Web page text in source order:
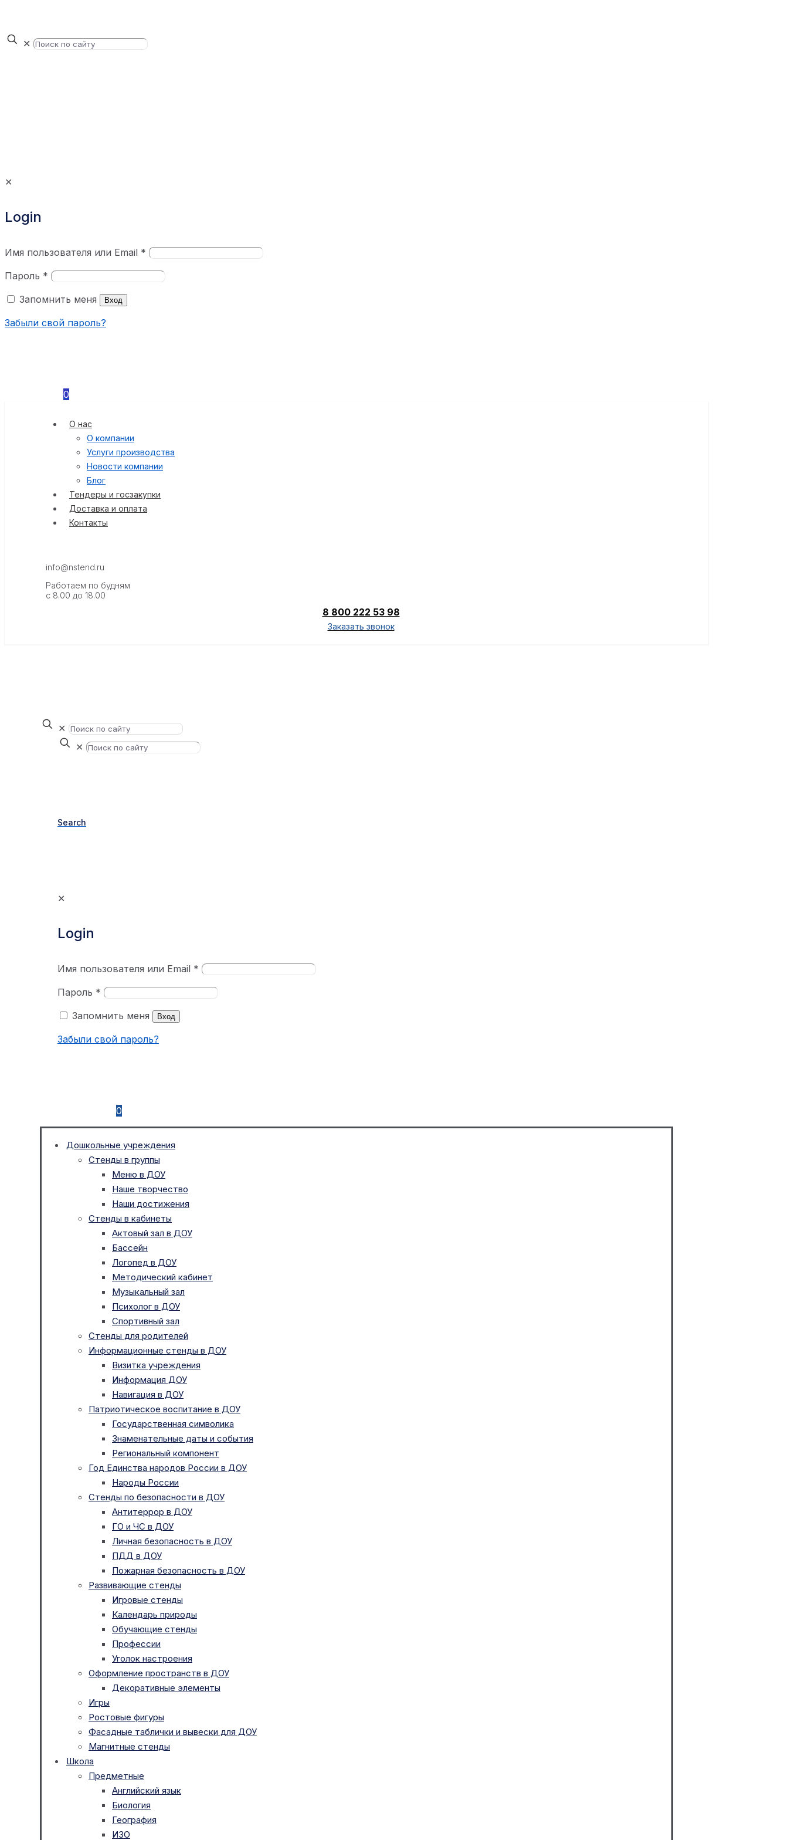
✕
✕
Login
Имя пользователя или Email *
Пароль *
Запомнить меня
Вход
Забыли свой пароль?
0
О нас
О компании
Услуги производства
Новости компании
Блог
Тендеры и госзакупки
Доставка и оплата
Контакты
info@nstend.ru
Работаем по будням
с 8.00 до 18.00
8 800 222 53 98
Заказать звонок
✕
✕
Search
✕
Login
Имя пользователя или Email *
Пароль *
Запомнить меня
Вход
Забыли свой пароль?
0
Дошкольные учреждения
Стенды в группы
Меню в ДОУ
Наше творчество
Наши достижения
Стенды в кабинеты
Актовый зал в ДОУ
Бассейн
Логопед в ДОУ
Методический кабинет
Музыкальный зал
Психолог в ДОУ
Спортивный зал
Стенды для родителей
Информационные стенды в ДОУ
Визитка учреждения
Информация ДОУ
Навигация в ДОУ
Патриотическое воспитание в ДОУ
Государственная символика
Знаменательные даты и события
Региональный компонент
Год Единства народов России в ДОУ
Народы России
Стенды по безопасности в ДОУ
Антитеррор в ДОУ
ГО и ЧС в ДОУ
Личная безопасность в ДОУ
ПДД в ДОУ
Пожарная безопасность в ДОУ
Развивающие стенды
Игровые стенды
Календарь природы
Обучающие стенды
Профессии
Уголок настроения
Оформление пространств в ДОУ
Декоративные элементы
Игры
Ростовые фигуры
Фасадные таблички и вывески для ДОУ
Магнитные стенды
Школа
Предметные
Английский язык
Биология
География
ИЗО